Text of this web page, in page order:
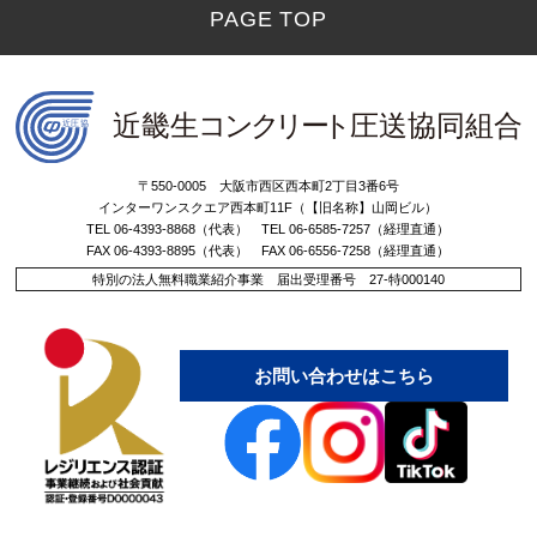
PAGE TOP
〒550-0005 大阪市西区西本町2丁目3番6号
インターワンスクエア西本町11F（【旧名称】山岡ビル）
TEL 06-4393-8868（代表） TEL 06-6585-7257（経理直通）
FAX 06-4393-8895（代表） FAX 06-6556-7258（経理直通）
特別の法人無料職業紹介事業 届出受理番号 27-特000140
お問い合わせはこちら